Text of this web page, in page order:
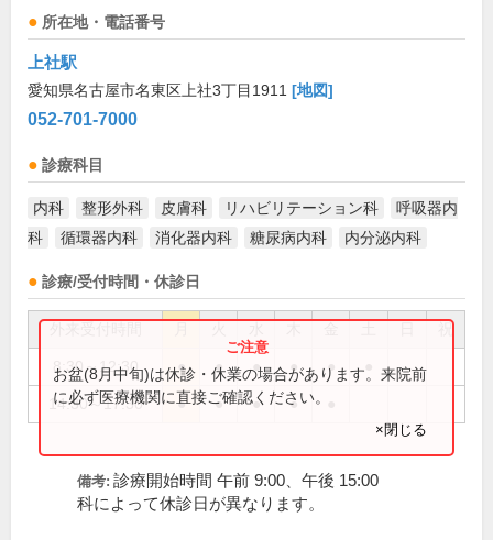
所在地・電話番号
上社駅
愛知県名古屋市名東区上社3丁目1911 [地図]
052-701-7000
診療科目
内科 整形外科 皮膚科 リハビリテーション科
呼吸器内
科
循環器内科 消化器内科 糖尿病内科 内分泌内科
診療/受付時間・休診日
祝
8:30～12:30 ● ● ● ● ●
14:30～17:30 ● ● ● ●
お盆(8月中旬)は休診・休業の場合があります。来院前
に必ず医療機関に直接ご確認ください。
×閉じる
備考: 診療開始時間 午前 9:00、午後 15:00
科によって休診日が異なります。